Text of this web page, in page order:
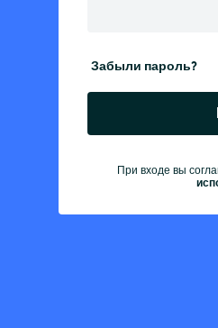
Забыли пароль?
При входе вы